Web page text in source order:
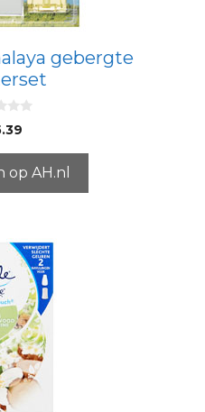
gebergte
op AH.nl